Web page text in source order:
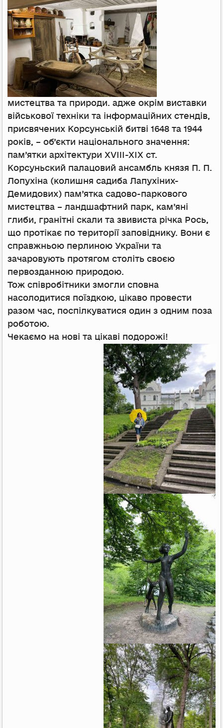
мистецтва та природи. адже окрім виставки
військової техніки та інформаційних стендів,
присвячених Корсунській битві 1648 та 1944
років, – об’єкти національного значення:
пам’ятки архітектури XVIII-XIX ст.
Корсуньский палацовий ансамбль князя П. П.
Лопухіна (колишня садиба Лапухіних-
Демидових) пам’ятка садово-паркового
мистецтва – ландшафтний парк, кам’яні
глиби, гранітні скали та звивиста річка Рось,
що протікає по території заповіднику. Вони є
справжньою перлиною України та
зачаровують протягом століть своєю
первозданною природою.
Тож співробітники змогли сповна
насолодитися поїздкою, цікаво провести
разом час, поспілкуватися один з одним поза
роботою.
Чекаємо на нові та цікаві подорожі!